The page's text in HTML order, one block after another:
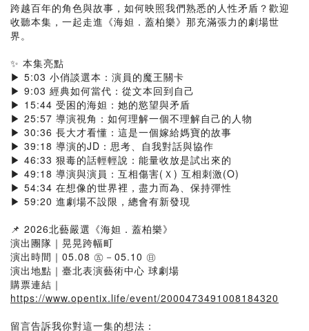
跨越百年的角色與故事，如何映照我們熟悉的人性矛盾？歡迎
收聽本集，一起走進《海妲．蓋柏樂》那充滿張力的劇場世
界。
✨ 本集亮點
▶ 5:03 小俏談選本：演員的魔王關卡
▶ 9:03 經典如何當代：從文本回到自己
▶ 15:44 受困的海妲：她的慾望與矛盾
▶ 25:57 導演視角：如何理解一個不理解自己的人物
▶ 30:36 長大才看懂：這是一個嫁給媽寶的故事
▶ 39:18 導演的JD：思考、自我對話與協作
▶ 46:33 狠毒的話輕輕說：能量收放是試出來的
▶ 49:18 導演與演員：互相傷害(Ｘ) 互相刺激(O)
▶ 54:34 在想像的世界裡，盡力而為、保持彈性
▶ 59:20 進劇場不設限，總會有新發現
📌 2026北藝嚴選《海妲．蓋柏樂》
演出團隊｜晃晃跨幅町
演出時間｜05.08 ㊄－05.10 ㊐ ​
演出地點｜臺北表演藝術中心 球劇場
購票連結｜
https://www.opentix.life/event/2000473491008184320
留言告訴我你對這一集的想法：